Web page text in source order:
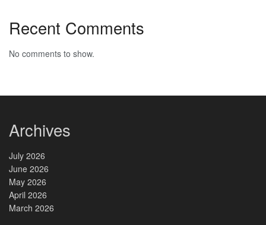
Recent Comments
No comments to show.
Archives
July 2026
June 2026
May 2026
April 2026
March 2026